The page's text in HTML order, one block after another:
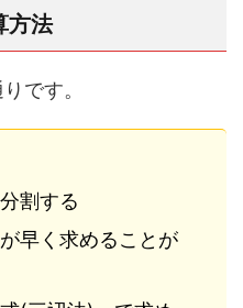
方法
です。
割する
早く求めることが